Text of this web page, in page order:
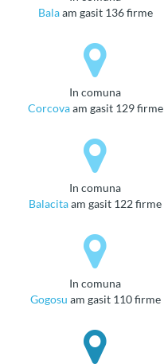
Balaam gasit 136 firme
in comuna
Corcovaam gasit 129 firme
in comuna
Balacitaam gasit 122 firme
in comuna
Gogosu am gasit 110 firme